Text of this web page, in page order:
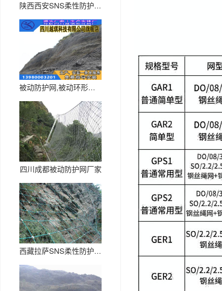
陕西西安SNS柔性防护网生产厂...
被动防护网,被动环形网,被动菱...
四川成都被动防护网厂家
西藏拉萨SNS柔性防护网生产厂...